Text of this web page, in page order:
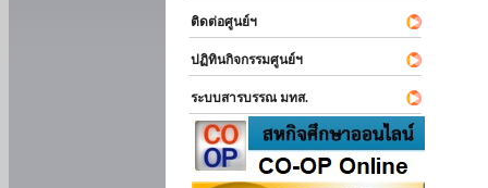
ติดต่อศูนย์ฯ
ปฏิทินกิจกรรมศูนย์ฯ
ระบบสารบรรณ มทส.